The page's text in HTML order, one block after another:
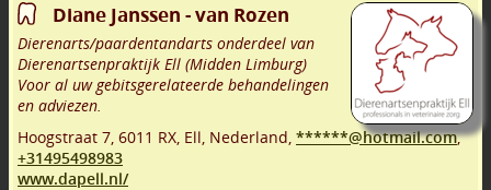
Diane Janssen - van Rozen
Dierenarts/paardentandarts onderdeel van
Dierenartsenpraktijk Ell (Midden Limburg)
Voor al uw gebitsgerelateerde behandelingen
en adviezen.
Hoogstraat 7 6011 RX Ell Nederland, ******@hotmail.com,
+31495498983
www.dapell.nl/